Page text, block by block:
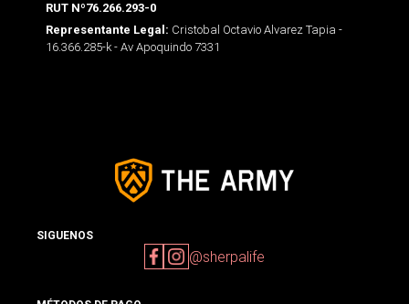
RUT Nº76.266.293-0
Representante Legal: Cristobal Octavio Alvarez Tapia -
16.366.285-k - Av Apoquindo 7331
SIGUENOS
@sherpalife